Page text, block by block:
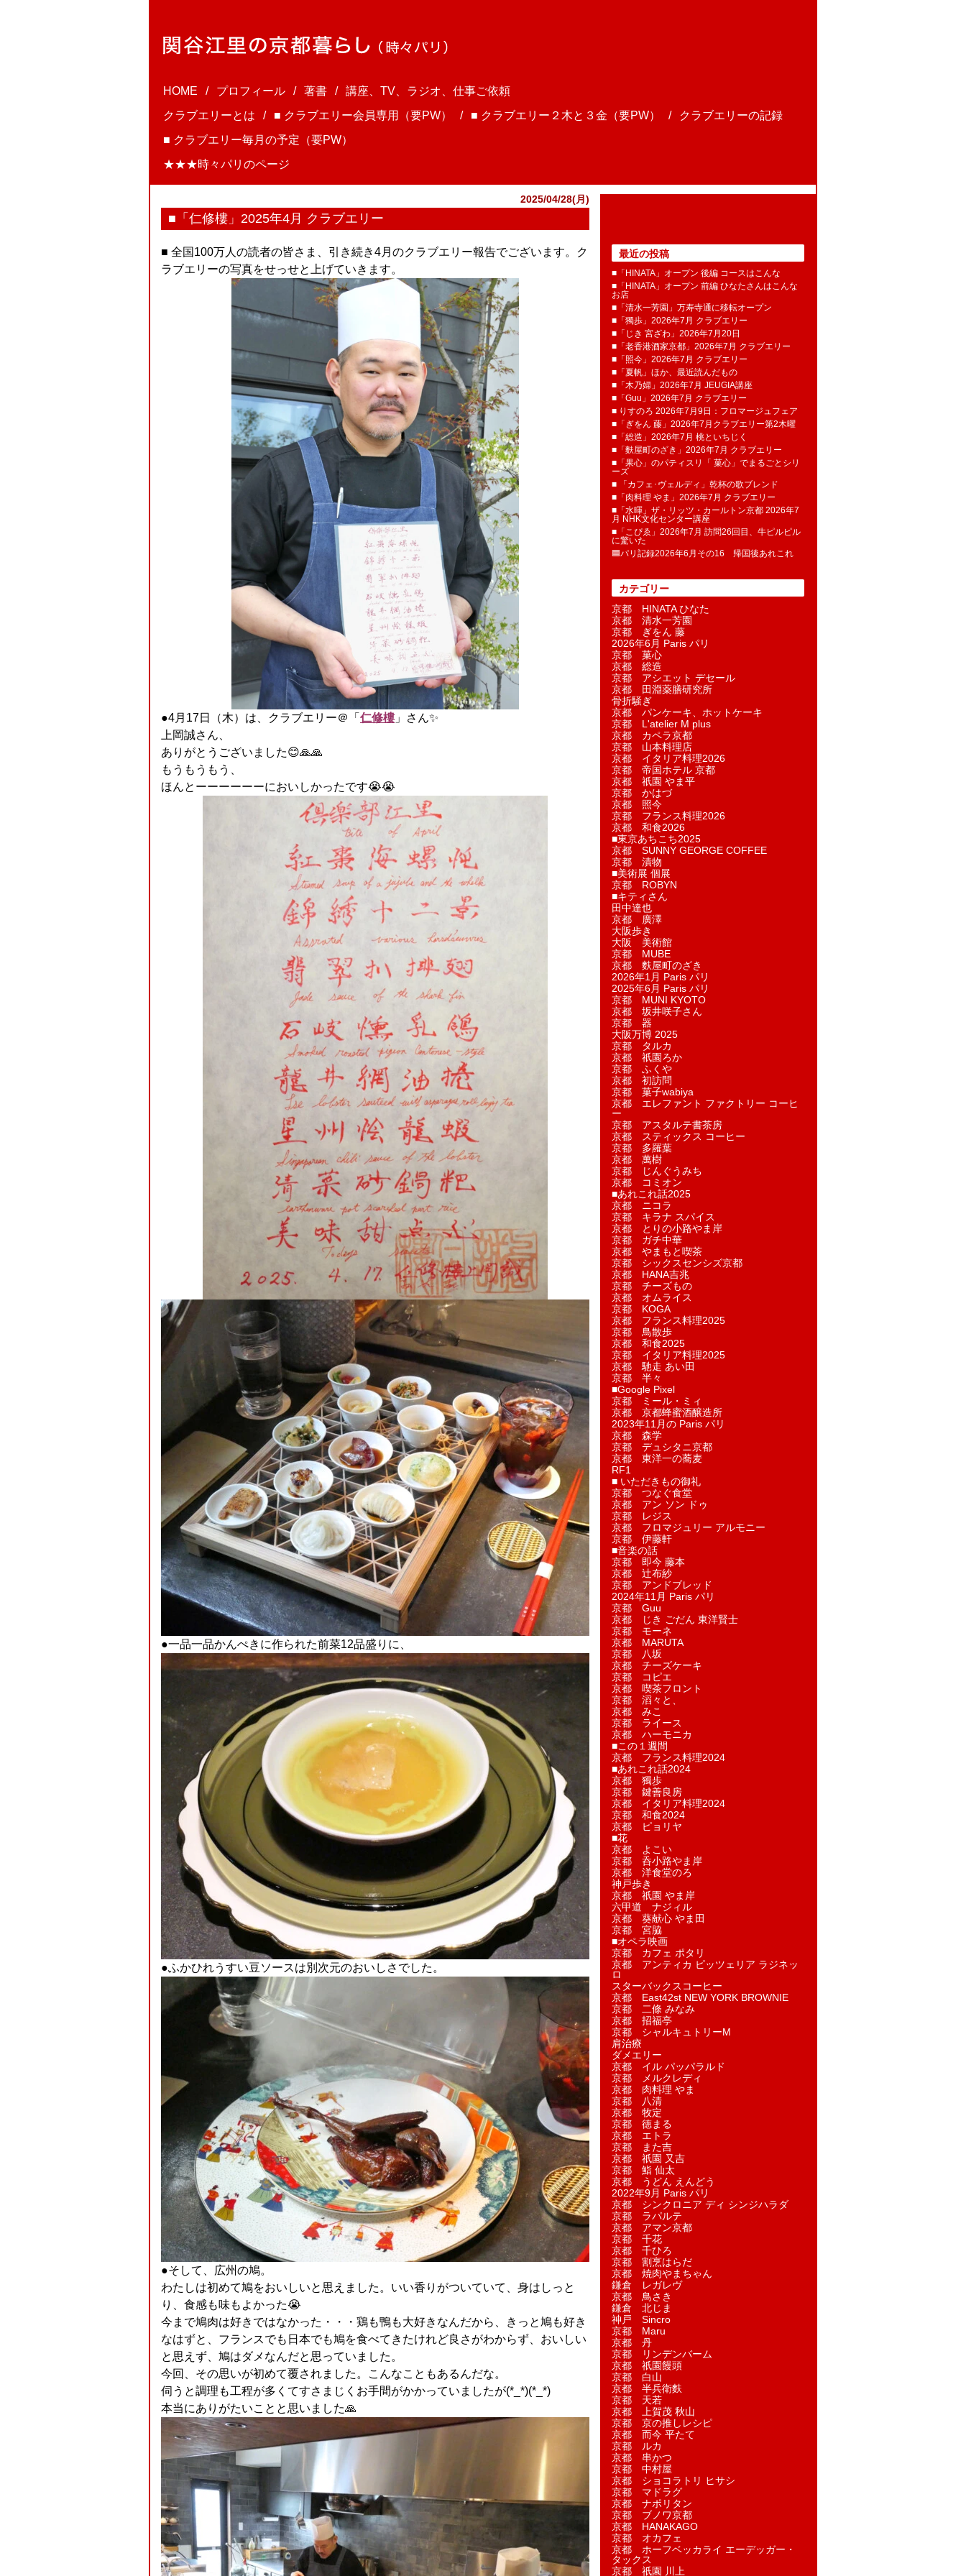
HOME プロフィール 著書
講座、TV、ラジオ、仕事ご依頼
クラブエリーとは
■ クラブエリー会員専用（要PW） ■ クラブエリー２木と３金（要PW）
クラブエリーの記録
■ クラブエリー毎月の予定（要PW）
★★★時々パリのページ
2025/04/28(月)
■「仁修樓」2025年4月 クラブエリー
■ 全国100万人の読者の皆さま、引き続き4月のクラブエリー報告でございます。ク
ラブエリーの写真をせっせと上げていきます。
●4月17日（木）は、クラブエリー＠「 仁修樓 」さん✨️
上岡誠さん、
ありがとうございました😊🙏🙏
もうもうもう、
ほんとーーーーーーにおいしかったです😭😭
●一品一品かんぺきに作られた前菜12品盛りに、
●ふかひれうすい豆ソースは別次元のおいしさでした。
●そして、広州の鳩。
わたしは初めて鳩をおいしいと思えました。いい香りがついていて、身はしっと
り、食感も味もよかった😭
今まで鳩肉は好きではなかった・・・鶏も鴨も大好きなんだから、きっと鳩も好き
なはずと、フランスでも日本でも鳩を食べてきたけれど良さがわからず、おいしい
と思えず、鳩はダメなんだと思っていました。
今回、その思いが初めて覆されました。こんなこともあるんだな。
伺うと調理も工程が多くてすさまじくお手間がかかっていましたが(*_*)(*_*)
本当にありがたいことと思いました🙏
最近の投稿
■「HINATA」オープン 後編 コースはこんな
■「HINATA」オープン 前編 ひなたさんはこんな
お店
■「清水一芳園」万寿寺通に移転オープン
■「獨歩」2026年7月 クラブエリー
■「じき 宮ざわ」2026年7月20日
■「老香港酒家京都」2026年7月 クラブエリー
■「照今」2026年7月 クラブエリー
■「夏帆」ほか、最近読んだもの
■「木乃婦」2026年7月 JEUGIA講座
■「Guu」2026年7月 クラブエリー
■ りすのろ 2026年7月9日：フロマージュフェア
■「ぎをん 藤」2026年7月クラブエリー第2木曜
■「総造」2026年7月 桃といちじく
■「麩屋町のざき」2026年7月 クラブエリー
■「果心」のパティスリ「 菓​心」でまるごとシリ
ーズ
■ 「カフェ･ヴェルディ」乾杯の歌ブレンド
■「肉料理 やま」2026年7月 クラブエリー
■「水暉」ザ・リッツ・カールトン京都 2026年7
月 NHK文化センター講座
■「こぴゑ」2026年7月 訪問26回目、牛ピルピル
に驚いた
🟦パリ記録2026年6月その16 帰国後あれこれ
カテゴリー
京都 HINATA ひなた
京都 清水一芳園
京都 ぎをん 藤
2026年6月 Paris パリ
京都 菓​心
京都 総造
京都 アシエット デセール
京都 田淵薬膳研究所
骨折騒ぎ
京都 パンケーキ、ホットケーキ
京都 L'atelier M plus
京都 カペラ京都
京都 山本料理店
京都 イタリア料理2026
京都 帝国ホテル 京都
京都 祇園 やま平
京都 かはづ
京都 照今
京都 フランス料理2026
京都 和食2026
■東京あちこち2025
京都 SUNNY GEORGE COFFEE
京都 漬物
■美術展 個展
京都 ROBYN
■キティさん
田中達也
京都 廣澤
大阪歩き
大阪 美術館
京都 MUBE
京都 麩屋町のざき
2026年1月 Paris パリ
2025年6月 Paris パリ
京都 MUNI KYOTO
京都 坂井咲子さん
京都 器
大阪万博 2025
京都 タルカ
京都 祇園ろか
京都 ふくや
京都 初訪問
京都 菓子wabiya
京都 エレファント ファクトリー コーヒ
ー
京都 アスタルテ書茶房
京都 スティックス コーヒー
京都 多羅葉
京都 萬樹
京都 じんぐうみち
京都 コミオン
■あれこれ話2025
京都 ニコラ
京都 キラナ スパイス
京都 とりの小路やま岸
京都 ガチ中華
京都 やまもと喫茶
京都 シックスセンシズ京都
京都 HANA吉兆
京都 チーズもの
京都 オムライス
京都 KOGA
京都 フランス料理2025
京都 鳥散歩
京都 和食2025
京都 イタリア料理2025
京都 馳走 あい田
京都 半々
■Google Pixel
京都 ミール・ミィ
京都 京都蜂蜜酒醸造所
2023年11月の Paris パリ
京都 森学
京都 デュシタニ京都
京都 東洋一の蕎麦
RF1
■ いただきもの御礼
京都 つなぐ食堂
京都 アン ソン ドゥ
京都 レジス
京都 フロマジュリー アルモニー
京都 伊藤軒
■音楽の話
京都 即今 藤本
京都 辻布紗
京都 アンドブレッド
2024年11月 Paris パリ
京都 Guu
京都 じき ごだん 東洋賢士
京都 モーネ
京都 MARUTA
京都 八坂
京都 チーズケーキ
京都 コピエ
京都 喫茶フロント
京都 滔々と、
京都 みこ
京都 ライース
京都 ハーモニカ
■この１週間
京都 フランス料理2024
■あれこれ話2024
京都 獨歩
京都 鍵善良房
京都 イタリア料理2024
京都 和食2024
京都 ピョリヤ
■花
京都 よこい
京都 呑小路やま岸
京都 洋食堂のろ
神戸歩き
京都 祇園 やま岸
六甲道 ナジィル
京都 葵献心 やま田
京都 宮脇
■オペラ映画
京都 カフェ ポタリ
京都 アンティカ ピッツェリア ラジネッ
ロ
スターバックスコーヒー
京都 East42st NEW YORK BROWNIE
京都 二條 みなみ
京都 招福亭
京都 シャルキュトリーM
肩治療
ダメエリー
京都 イル パッパラルド
京都 メルクレディ
京都 肉料理 やま
京都 八清
京都 牧定
京都 徳まる
京都 エトラ
京都 また吉
京都 祇園 又吉
京都 鮨 仙太
京都 うどん えんどう
2022年9月 Paris パリ
京都 シンクロニア ディ シンジハラダ
京都 ラパルテ
京都 アマン京都
京都 千花
京都 千ひろ
京都 割烹はらだ
京都 焼肉やまちゃん
鎌倉 レガレヴ
京都 鳥さき
鎌倉 北じま
神戸 Sincro
京都 Maru
京都 丹
京都 リンデンバーム
京都 祇園饅頭
京都 白山
京都 半兵衛麩
京都 天若
京都 上賀茂 秋山
京都 京の推しレシピ
京都 而今 平たて
京都 ルカ
京都 串かつ
京都 中村屋
京都 ショコラトリ ヒサシ
京都 マドラグ
京都 ナポリタン
京都 ブノワ京都
京都 HANAKAGO
京都 オカフェ
京都 ホーフベッカライ エーデッガー・
タックス
京都 祇園 川上